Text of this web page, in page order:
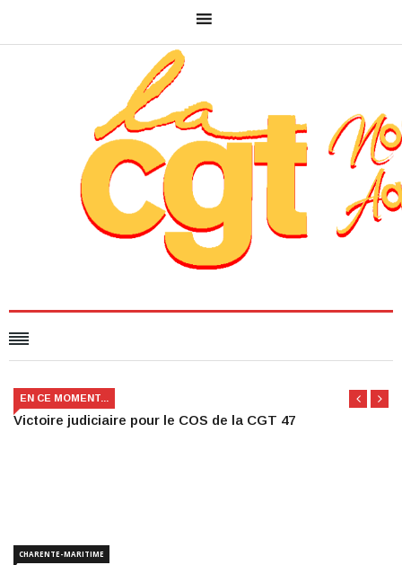
EN CE MOMENT...
Victoire judiciaire pour le COS de la CGT 47
CHARENTE-MARITIME